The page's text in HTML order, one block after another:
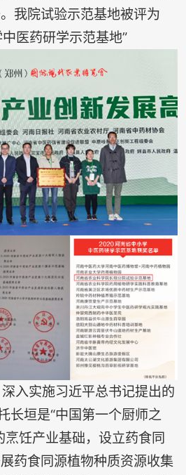
我院试验示范基地被评为
医药研学示范基地”
实施习近平总书记提出的
长垣是“中国第一个厨师之
烹饪产业基础，设立药食同
药食同源植物种质资源收集